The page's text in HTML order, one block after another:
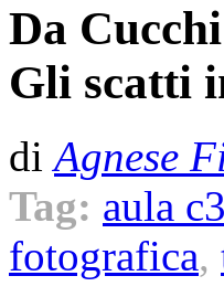
Da
Gli scatti
diAgnese
Tag: aula c3
fotografica,